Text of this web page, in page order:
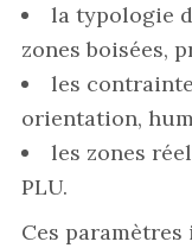
la typologie
zones boisées,
les
orientation,
les zones
PLU.
Ces